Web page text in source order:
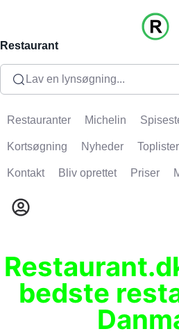
Restaurant
Lav en lynsøgning...
Restauranter Michelin
Kortsøgning Nyheder Toplister
Kontakt Bliv oprettet Priser
bedste